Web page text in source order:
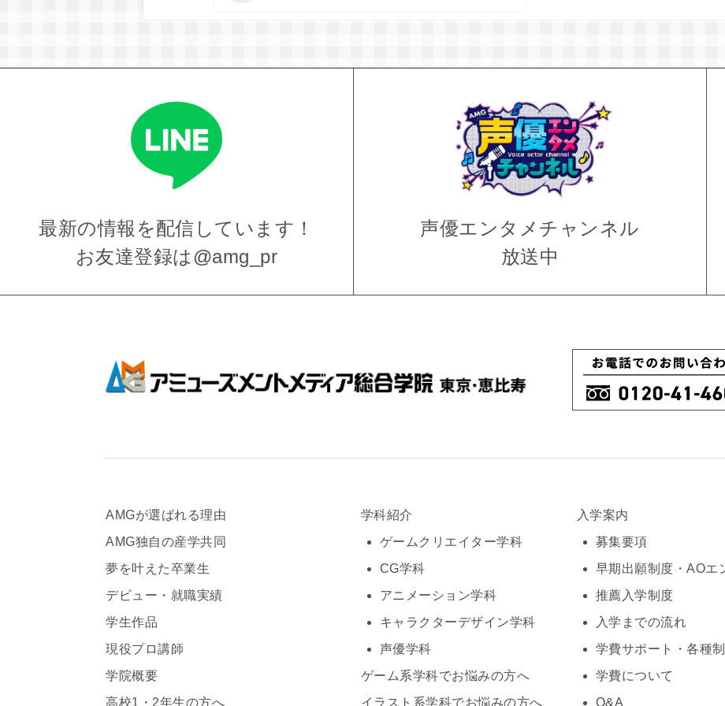
最新の情報を配信しています！
お友達登録は @amg_pr
声優エンタメ チャンネル
放送中
AMGが選ばれる理由
AMG独自の産学共同
夢を叶えた卒業生
デビュー・就職実績
学生作品
現役プロ講師
学院概要
高校1・2年生の方へ
学科紹介
ゲームクリエイター学科
CG学科
アニメーション学科
キャラクターデザイン学科
声優学科
ゲーム系学科でお悩みの方へ
イラスト系学科でお悩みの方へ
入学案内
募集要項
早期出願制度・AOエ
推薦入学制度
入学までの流れ
学費サポート・各種
学費について
Q&A